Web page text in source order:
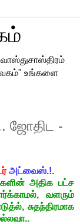
உங்களை
ஜோதிட -
அட்வைஸ்.!.
அதிக பட்ச
வளரும்
சுதந்திரமாக